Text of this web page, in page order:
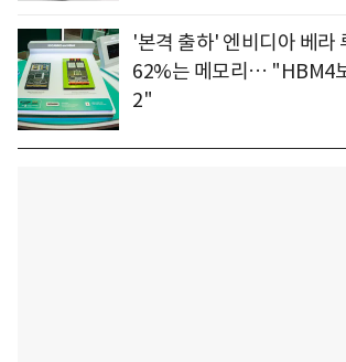
'본격 출하' 엔비디아 베라
62%는 메모리… "HBM4
2"